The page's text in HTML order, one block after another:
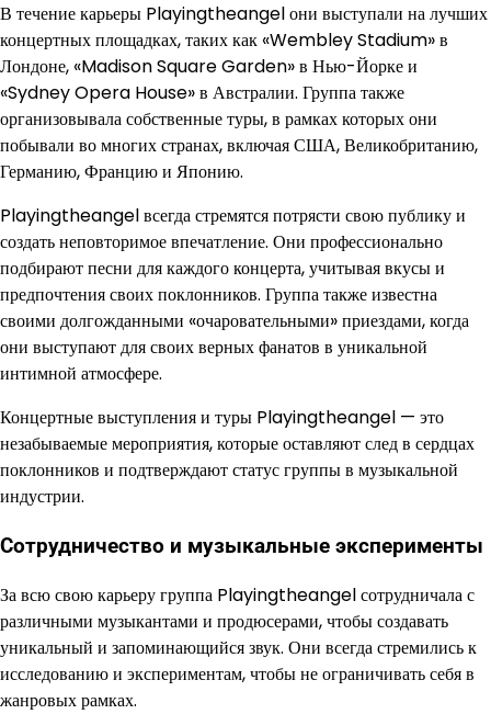
В течение карьеры Playingtheangel они выступали на лучших
концертных площадках, таких как «Wembley Stadium» в
Лондоне, «Madison Square Garden» в Нью-Йорке и
«Sydney Opera House» в Австралии. Группа также
организовывала собственные туры, в рамках которых они
побывали во многих странах, включая США, Великобританию,
Германию, Францию и Японию.
Playingtheangel всегда стремятся потрясти свою публику и
создать неповторимое впечатление. Они профессионально
подбирают песни для каждого концерта, учитывая вкусы и
предпочтения своих поклонников. Группа также известна
своими долгожданными «очаровательными» приездами, когда
они выступают для своих верных фанатов в уникальной
интимной атмосфере.
Концертные выступления и туры Playingtheangel — это
незабываемые мероприятия, которые оставляют след в сердцах
поклонников и подтверждают статус группы в музыкальной
индустрии.
Сотрудничество и музыкальные эксперименты
За всю свою карьеру группа Playingtheangel сотрудничала с
различными музыкантами и продюсерами, чтобы создавать
уникальный и запоминающийся звук. Они всегда стремились к
исследованию и экспериментам, чтобы не ограничивать себя в
жанровых рамках.